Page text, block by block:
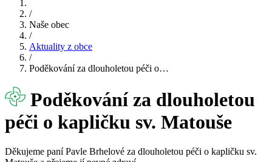
/
Naše obec
/
Aktuality z obce
/
Poděkování za dlouholetou péči o…
Poděkování za dlouholetou
péči o kapličku sv. Matouše
Děkujeme paní Pavle Brhelové za dlouholetou péči o kapličku sv.